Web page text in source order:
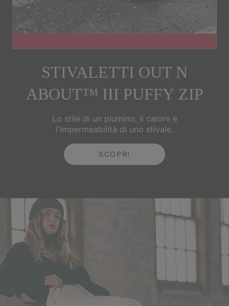
STIVALETTI OUT N
ABOUT™ III PUFFY ZIP
Lo stile di un piumino, il calore e
l'impermeabilità di uno stivale.
SCOPRI